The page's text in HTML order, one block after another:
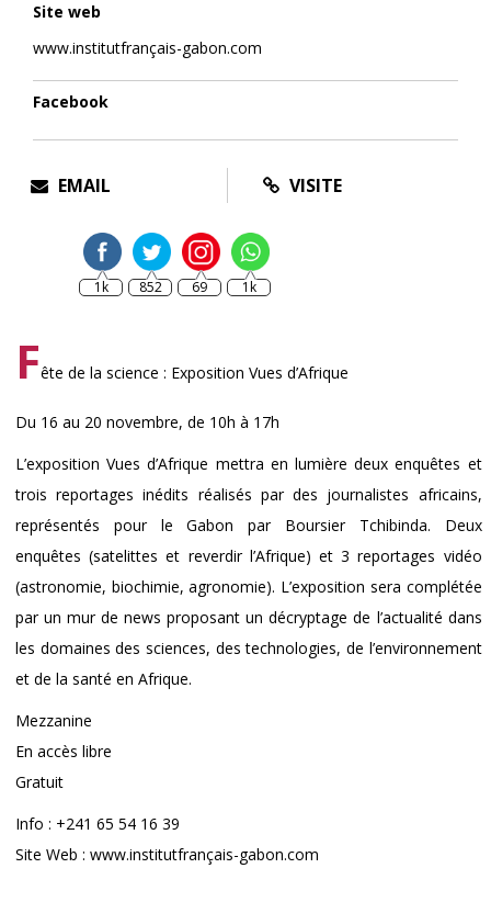
Site web
www.institutfrançais-gabon.com
Facebook
EMAIL VISITE
1k 852 69 1k
Fête de la science : Exposition Vues d’Afrique
Du 16 au 20 novembre, de 10h à 17h
L’exposition Vues d’Afrique mettra en lumière deux enquêtes et
trois reportages inédits réalisés par des journalistes africains,
représentés pour le Gabon par Boursier Tchibinda. Deux
enquêtes (satelittes et reverdir l’Afrique) et 3 reportages vidéo
(astronomie, biochimie, agronomie). L’exposition sera complétée
par un mur de news proposant un décryptage de l’actualité dans
les domaines des sciences, des technologies, de l’environnement
et de la santé en Afrique.
Mezzanine
En accès libre
Gratuit
Info : +241 65 54 16 39
Site Web : www.institutfrançais-gabon.com